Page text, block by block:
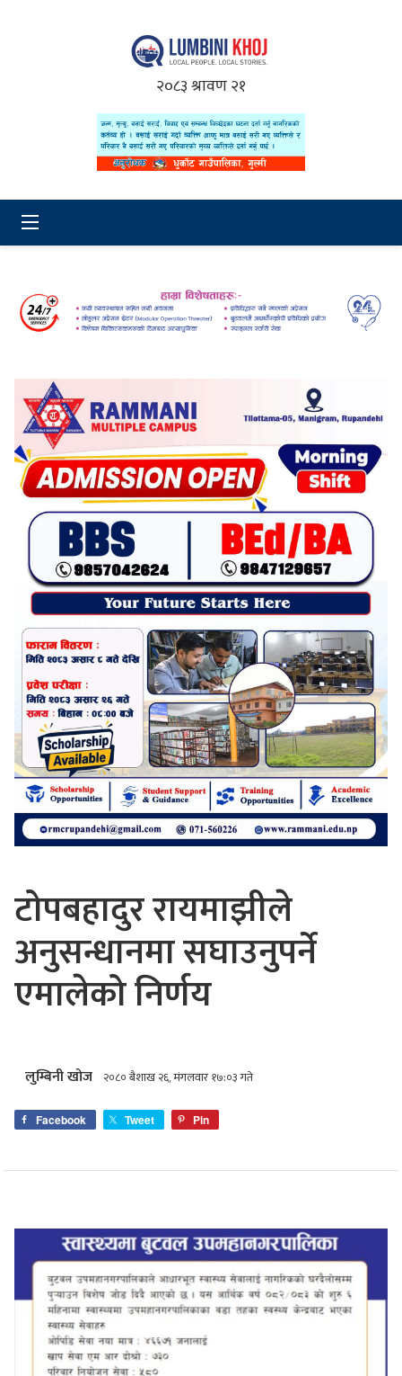
२०८३ श्रावण २१
टोपबहादुर रायमाझीले
अनुसन्धानमा सघाउनुपर्ने
एमालेको निर्णय
लुम्बिनी खोज २०८० बैशाख २६, मंगलवार १७:०३ गते
Facebook Tweet Pin